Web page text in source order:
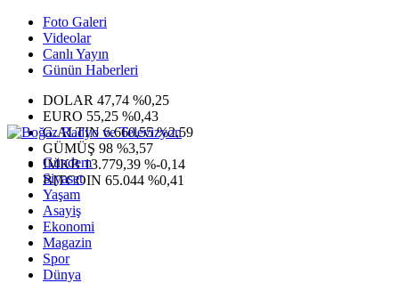
Foto Galeri
Videolar
Canlı Yayın
Günün Haberleri
DOLAR 47,74 %0,25
EURO 55,25 %0,43
G.ALTIN6.660,55 %2,59
GÜMÜŞ 98 %3,57
IMKB13.779,39 %-0,14
BITCOIN 65.044 %0,41
Gündem
Siyaset
Yaşam
Asayiş
Ekonomi
Magazin
Spor
Dünya